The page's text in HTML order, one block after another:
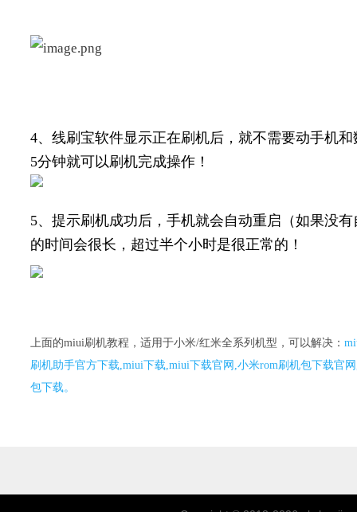
4、线刷宝软件显示正在刷机后，就不需要动手机
5分钟就可以刷机完成操作！
5、提示刷机成功后 ，手机就会自动重启（如果没
的时间会很长，超过半个小时是很正常的！
上面的miui刷机教程，适用于小米/红米全系列机型，可以解决：
刷机助手官方下载,miui下载,miui下载官网,小米rom刷机包下载官
包下载。